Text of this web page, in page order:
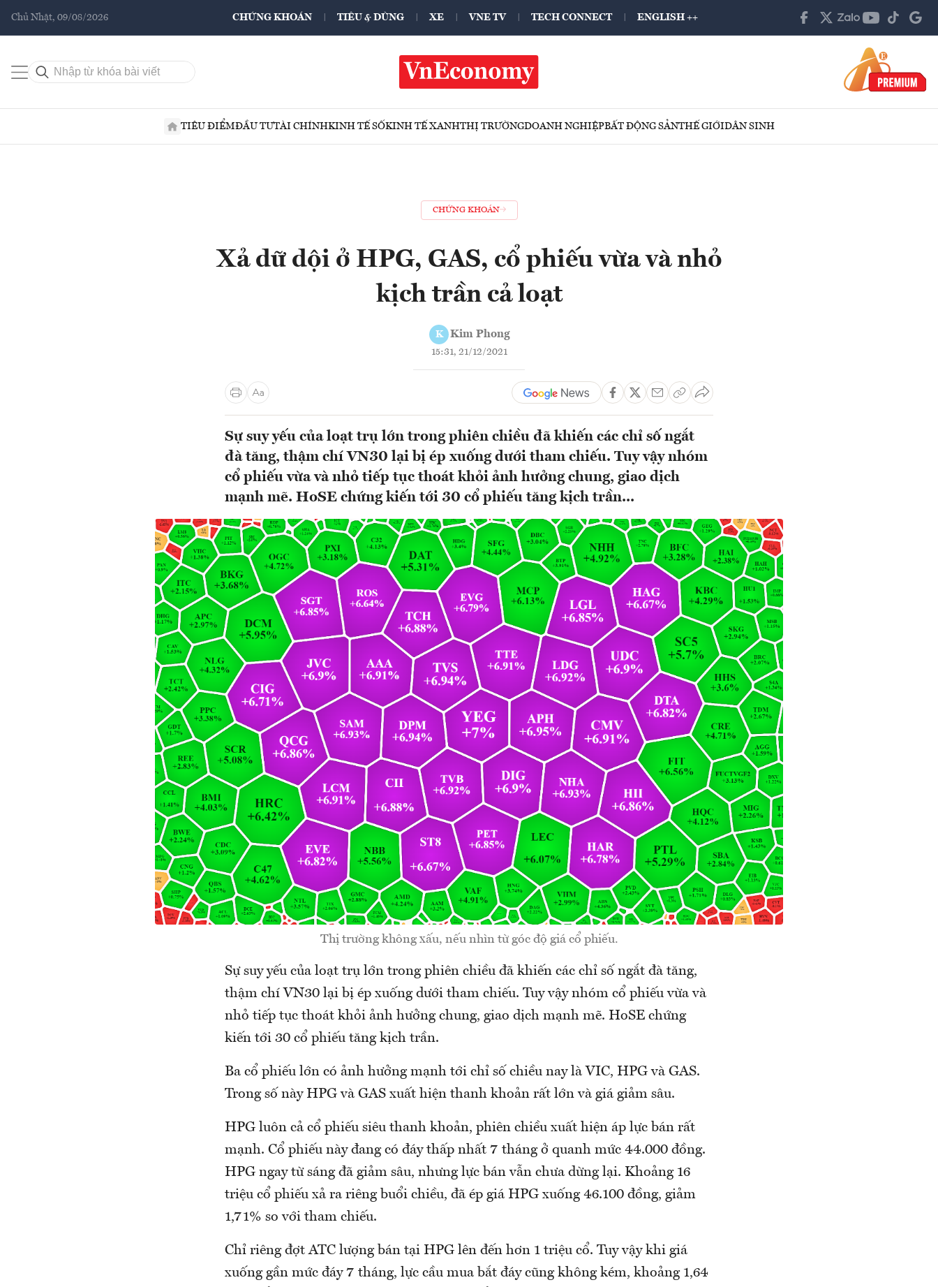
Chủ Nhật, 09/08/2026 CHỨNG KHOÁN TIÊU & DÙNG XE VNE TV TECH CONNECT ENGLISH ++
TIÊU ĐIỂMĐẦU TƯTÀI CHÍNHKINH TẾ SỐKINH TẾ XANHTHỊ TRƯỜNGDOANH NGHIỆPBẤT ĐỘNG SẢNTHẾ GIỚIDÂN SINH
CHỨNG KHOÁN
Xả dữ dội ở HPG, GAS, cổ phiếu vừa và nhỏ
kịch trần cả loạt
K Kim Phong
15:31, 21/12/2021
Sự suy yếu của loạt trụ lớn trong phiên chiều đã khiến các chỉ số ngắt
đà tăng, thậm chí VN30 lại bị ép xuống dưới tham chiếu. Tuy vậy nhóm
cổ phiếu vừa và nhỏ tiếp tục thoát khỏi ảnh hưởng chung, giao dịch
mạnh mẽ. HoSE chứng kiến tới 30 cổ phiếu tăng kịch trần...
Thị trường không xấu, nếu nhìn từ góc độ giá cổ phiếu.
Sự suy yếu của loạt trụ lớn trong phiên chiều đã khiến các chỉ số ngắt đà tăng,
thậm chí VN30 lại bị ép xuống dưới tham chiếu. Tuy vậy nhóm cổ phiếu vừa và
nhỏ tiếp tục thoát khỏi ảnh hưởng chung, giao dịch mạnh mẽ. HoSE chứng
kiến tới 30 cổ phiếu tăng kịch trần.
Ba cổ phiếu lớn có ảnh hưởng mạnh tới chỉ số chiều nay là VIC, HPG và GAS.
Trong số này HPG và GAS xuất hiện thanh khoản rất lớn và giá giảm sâu.
HPG luôn cả cổ phiếu siêu thanh khoản, phiên chiều xuất hiện áp lực bán rất
mạnh. Cổ phiếu này đang có đáy thấp nhất 7 tháng ở quanh mức 44.000 đồng.
HPG ngay từ sáng đã giảm sâu, nhưng lực bán vẫn chưa dừng lại. Khoảng 16
triệu cổ phiếu xả ra riêng buổi chiều, đã ép giá HPG xuống 46.100 đồng, giảm
1,71% so với tham chiếu.
Chỉ riêng đợt ATC lượng bán tại HPG lên đến hơn 1 triệu cổ. Tuy vậy khi giá
xuống gần mức đáy 7 tháng, lực cầu mua bắt đáy cũng không kém, khoảng 1,64